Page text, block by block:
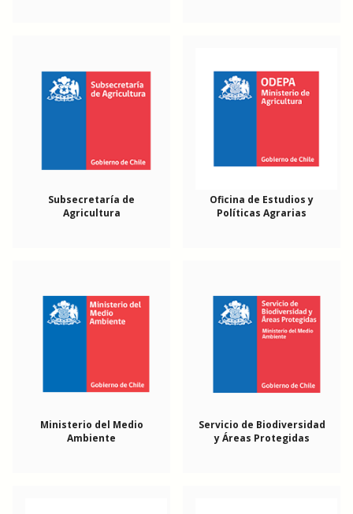
Subsecretaría de
Agricultura
Oficina de Estudios y
Políticas Agrarias
Ministerio del Medio
Ambiente
Servicio de Biodiversidad
y Áreas Protegidas